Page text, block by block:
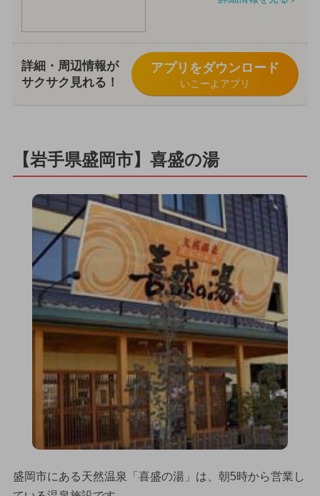
詳細・周辺情報が
サクサク見れる！
アプリをダウンロード
いこーよアプリ
【岩手県盛岡市】喜盛の湯
盛岡市にある天然温泉「喜盛の湯」は、朝5時から営業し